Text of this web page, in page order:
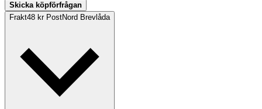
Skicka köpförfrågan
Frakt48 kr PostNord Brevlåda